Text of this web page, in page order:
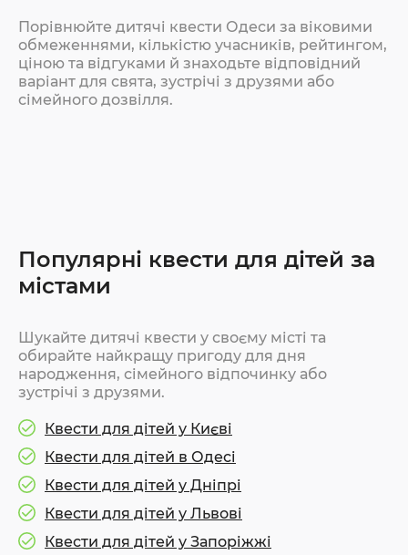
Порівнюйте дитячі квести Одеси за віковими
обмеженнями, кількістю учасників, рейтингом,
ціною та відгуками й знаходьте відповідний
варіант для свята, зустрічі з друзями або
сімейного дозвілля.
Популярні квести для дітей за
містами
Шукайте дитячі квести у своєму місті та
обирайте найкращу пригоду для дня
народження, сімейного відпочинку або
зустрічі з друзями.
Квести для дітей у Києві
Квести для дітей в Одесі
Квести для дітей у Дніпрі
Квести для дітей у Львові
Квести для дітей у Запоріжжі